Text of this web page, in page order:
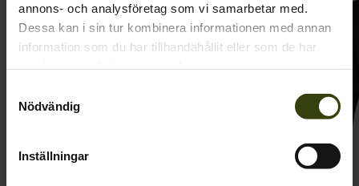
annons- och analysföretag som vi samarbetar med.
Dessa kan i sin tur kombinera informationen med annan
information som du har tillhandahållit eller som de har
Nödvändig
Inställningar